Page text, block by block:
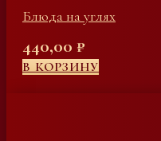
Блюда на углях
440,00 ₽
В КОРЗИНУ